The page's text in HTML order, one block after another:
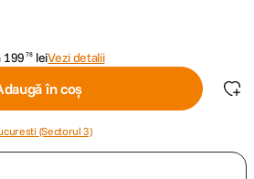
199 78 leiVezi detalii
în coș
(Sectorul 3)